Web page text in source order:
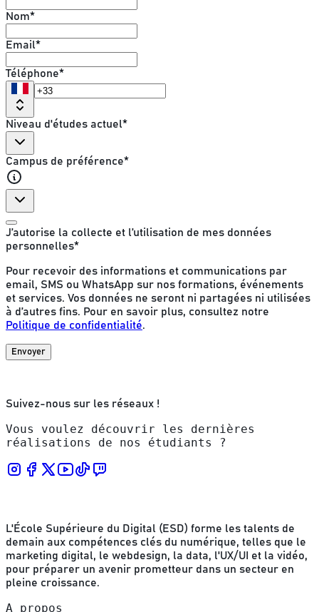
Nom*
Email*
Téléphone*
Niveau d'études actuel*
Campus de préférence*
J’autorise la collecte et l’utilisation de mes données
personnelles*
Pour recevoir des informations et communications par
email, SMS ou WhatsApp sur nos formations, événements
et services. Vos données ne seront ni partagées ni utilisées
à d’autres fins. Pour en savoir plus, consultez notre
Politique de confidentialité.
Envoyer
Suivez-nous sur les réseaux !
Vous voulez découvrir les dernières
réalisations de nos étudiants ?
L'École Supérieure du Digital (ESD) forme les talents de
demain aux compétences clés du numérique, telles que le
marketing digital, le webdesign, la data, l'UX/UI et la vidéo,
pour préparer un avenir prometteur dans un secteur en
pleine croissance.
A propos